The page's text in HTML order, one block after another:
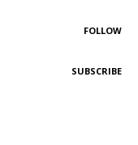
FOLLOW
SUBSCRIBE